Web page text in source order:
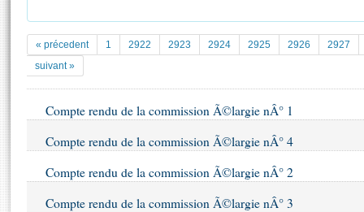
Documents parlementaires
Projets de loi
Propositions de loi
Textes adoptés
Documents de référence
( Constitution | Règlement de l'Assemblée ... )
Histoire
Juniors
Anciennes législatures
La Bibliothèque
Les archives
« précedent 1 2922 2923 2924 2925 2926
2927
suivant »
Compte rendu de la commission Ã©largie nÂ° 1
Compte rendu de la commission Ã©largie nÂ° 4
Compte rendu de la commission Ã©largie nÂ° 2
Compte rendu de la commission Ã©largie nÂ° 3